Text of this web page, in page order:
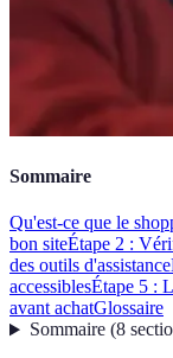
Sommaire
Qu'est-ce que le
bon siteÉtape 2 :
des outils d'assistance
accessiblesÉtape 5 :
avant achatGlossaire
Sommaire(8